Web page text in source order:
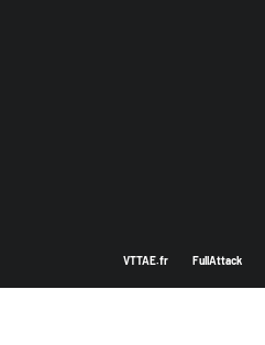
VTTAE.fr FullAttack